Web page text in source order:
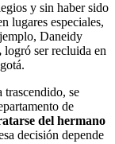
y sin haber sido
lugares especiales,
Daneidy
logró ser recluida en
trascendido, se
de
del hermano
decisión depende